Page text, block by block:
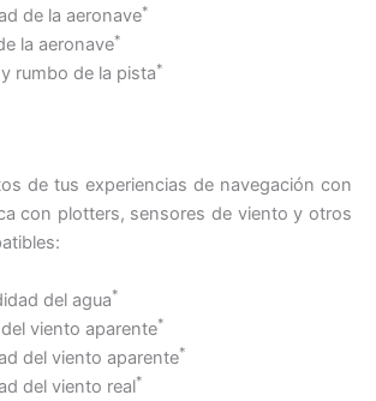
de la aeronave*
la aeronave*
rumbo de la pista*
de tus experiencias de navegación con
con plotters, sensores de viento y otros
del agua*
viento aparente*
del viento aparente*
del viento real*